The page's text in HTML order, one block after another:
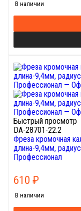
В наличии
Быстрый просмотр
DA-28701-22.2
Фреза кромочная
длина-9,4мм,
Профессионал
610 ₽
В наличии